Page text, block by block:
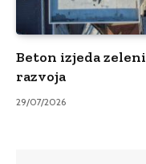
Beton izjeda
razvoja
29/07/2026